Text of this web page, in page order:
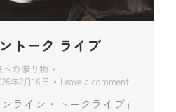
トーク ライブ
への贈り物
年2月16日 Leave a comment
ライン・トークライブ」